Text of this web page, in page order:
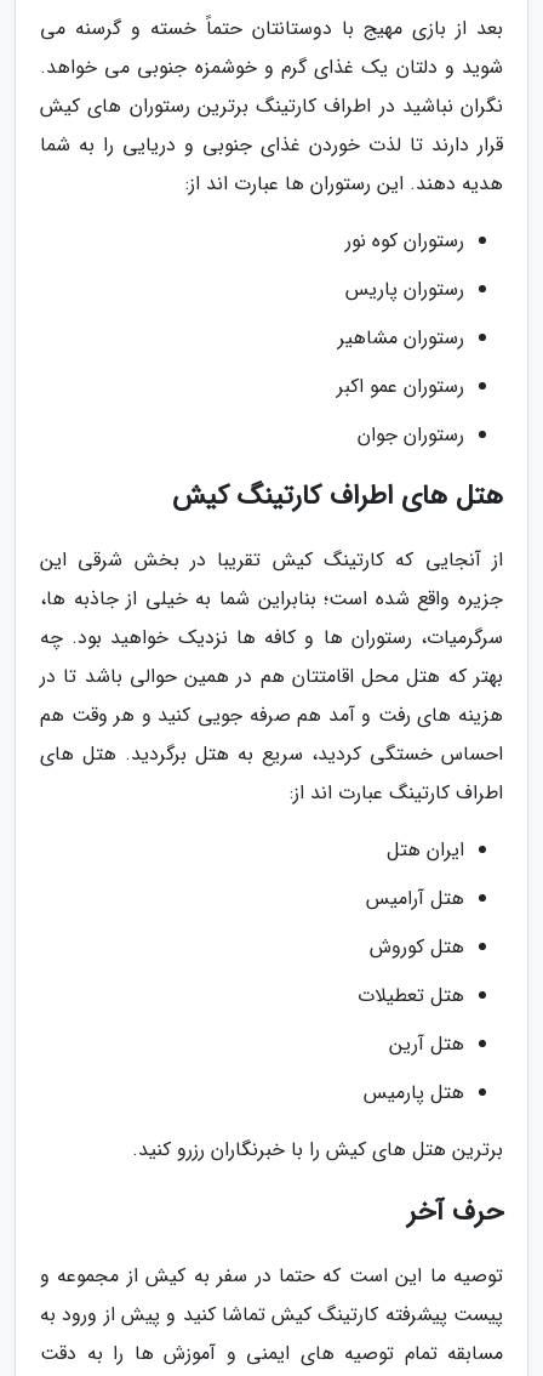
بعد از بازی مهیج با دوستانتان حتماً خسته و گرسنه می
شوید و دلتان یک غذای گرم و خوشمزه جنوبی می خواهد.
نگران نباشید در اطراف کارتینگ برترین رستوران های کیش
قرار دارند تا لذت خوردن غذای جنوبی و دریایی را به شما
هدیه دهند. این رستوران ها عبارت اند از:
رستوران کوه نور
رستوران پاریس
رستوران مشاهیر
رستوران عمو اکبر
رستوران جوان
هتل های اطراف کارتینگ کیش
از آنجایی که کارتینگ کیش تقریبا در بخش شرقی این
جزیره واقع شده است؛ بنابراین شما به خیلی از جاذبه ها،
سرگرمیات، رستوران ها و کافه ها نزدیک خواهید بود. چه
بهتر که هتل محل اقامتتان هم در همین حوالی باشد تا در
هزینه های رفت و آمد هم صرفه جویی کنید و هر وقت هم
احساس خستگی کردید، سریع به هتل برگردید. هتل های
اطراف کارتینگ عبارت اند از:
ایران هتل
هتل آرامیس
هتل کوروش
هتل تعطیلات
هتل آرین
هتل پارمیس
برترین هتل های کیش را با خبرنگاران رزرو کنید.
حرف آخر
توصیه ما این است که حتما در سفر به کیش از مجموعه و
پیست پیشرفته کارتینگ کیش تماشا کنید و پیش از ورود به
مسابقه تمام توصیه های ایمنی و آموزش ها را به دقت